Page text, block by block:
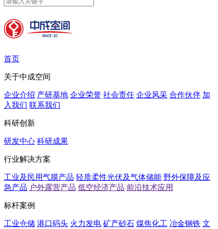
首页
关于中成空间
企业介绍 产研基地 企业荣誉 社会责任 企业风采 合作伙伴 加
入我们 联系我们
科研创新
研发中心 科研成果
行业解决方案
工业及民用气膜产品 轻质柔性光伏及气体储能 野外保障及应
急产品 户外露营产品 低空经济产品 前沿技术应用
标杆案例
工业仓储 港口码头 火力发电 矿产砂石 煤焦化工 冶金钢铁 文